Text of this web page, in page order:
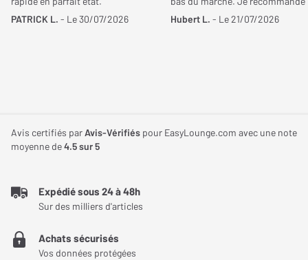
témoigne de la solidité de sa conception. Grâce à sa fabrication
Le NorStone Oslo 1200 répond parfaitement aux attentes des
audiophiles recherchant un meuble fonctionnel, élégant et
vinyle complète, tout en mettant en valeur votre matériel et votre
collection avec une esthétique moderne.
PATRICK L. - Le 30/07/2026
Hubert L. - Le 21/07/2026
Avis certifiés parAvis-Vérifiés pour EasyLounge.com avec une note
moyenne de4.5sur 5
Expédié sous 24 à 48h
Sur des milliers d'articles
Achats sécurisés
Vos données protégées